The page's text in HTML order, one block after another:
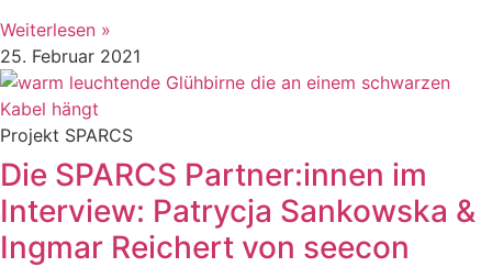
Weiterlesen »
25. Februar 2021
Projekt SPARCS
Die SPARCS Partner:innen im
Interview: Patrycja Sankowska &
Ingmar Reichert von seecon